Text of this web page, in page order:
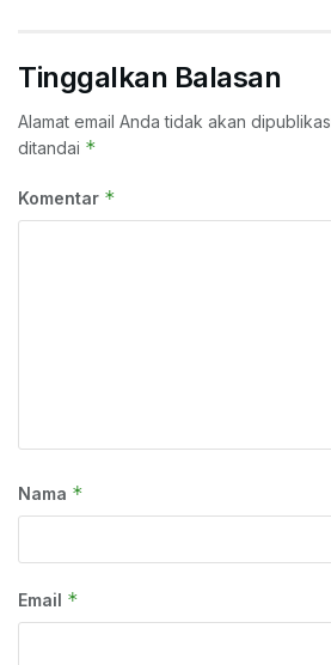
Tinggalkan Balasan
Alamat email Anda tidak akan
ditandai *
Komentar *
Nama *
Email *